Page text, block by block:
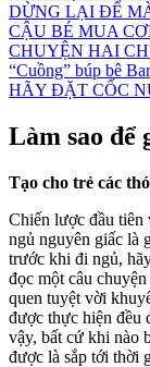
DỪNG LẠI ĐỂ
CẬU BÉ MUA
CHUYỆN HAI
“Cuồng” búp bê
HÃY ĐẶT CỐC
Làm sao để
Tạo cho trẻ các
Chiến lược đầu tiên
ngủ nguyên giấc là
trước khi đi ngủ,
đọc một câu
quen tuyệt vời
được thực hiện đều
vậy, bất cứ khi nào
được là sắp tới thời